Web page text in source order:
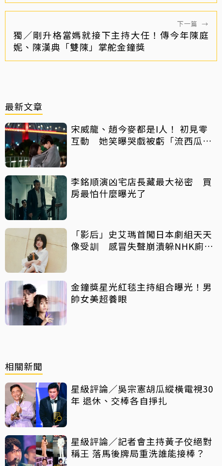
下一篇 →
獨／剛升格當媽就接下主持大任！傳今年陳庭
妮、陳漢典「雙陳」掌舵金鐘獎
最新文章
宋威龍、趙今麥都是I人！ 初見零
互動 她笑曝哭戲被虧「流西瓜
李銘順演凶宅店長藏最大祕密 買
房最怕什麼曝光了
「影后」史艾瑪首闖日本劇組天天
像受訓 感冒失聲崩潰躲NHK廁所
金鐘獎星光紅毯主持組合曝光！男
帥女美超養眼
相關新聞
星級評論／吳宗憲胡瓜縱橫電視30
年 退休、交棒各自掙扎
星級評論／記者會主持黃子佼絕對
稱王 落馬後牌局重洗誰能接棒？